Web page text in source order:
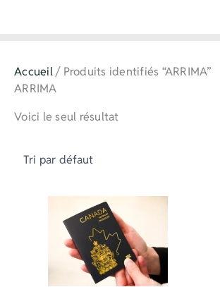
Accueil/ Produits identifiés “ARRIMA”
ARRIMA
Voici le seul résultat